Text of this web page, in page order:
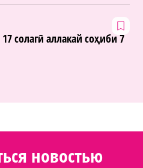
солагӣ аллакай соҳиби 7
новостью